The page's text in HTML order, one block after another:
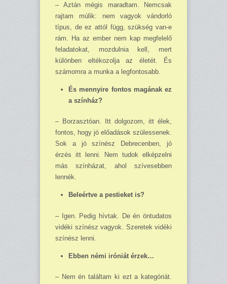
– Aztán mégis maradtam. Nemcsak
rajtam múlik: nem vagyok vándorló
típus, de ez attól függ, szükség van-e
rám. Ha az ember nem kap megfelelő
feladatokat, mozdulnia kell, mert
különben eltékozolja az életét. És
számomra a munka a legfontosabb.
És mennyire fontos magának ez
a színház?
– Borzasztóan. Itt dolgozom, itt élek,
fontos, hogy jó előadások szülessenek.
Sok a jó színész Debrecenben, jó
érzés itt lenni. Nem tudok elképzelni
más színházat, ahol szívesebben
lennék.
Beleértve a pestieket is?
– Igen. Pedig hívtak. De én öntudatos
vidéki színész vagyok. Szeretek vidéki
színész lenni.
Ebben némi iróniát érzek…
– Nem én találtam ki ezt a kategóriát.